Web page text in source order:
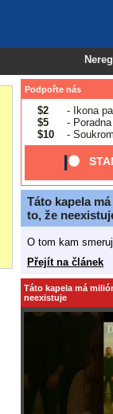
Podpořte nás
$2
- Ikona
$5
-
$10
-
Táto kapela
to, že
O tom kam
Přejít na článek
Táto kapela má
neexistuje